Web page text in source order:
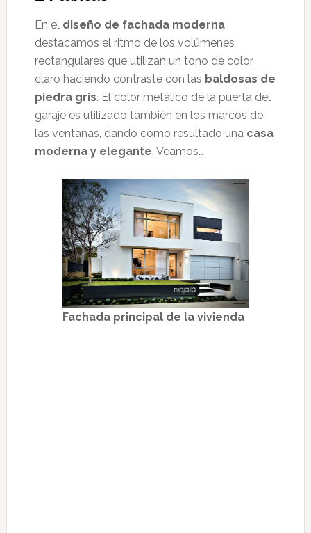
En el diseño de fachada moderna
destacamos el ritmo de los volúmenes
rectangulares que utilizan un tono de color
claro haciendo contraste con las baldosas de
piedra gris. El color metálico de la puerta del
garaje es utilizado también en los marcos de
las ventanas, dando como resultado una casa
moderna y elegante. Veamos…
Fachada principal de la vivienda